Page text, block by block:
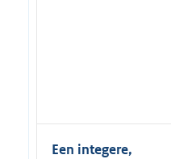
Een integere,